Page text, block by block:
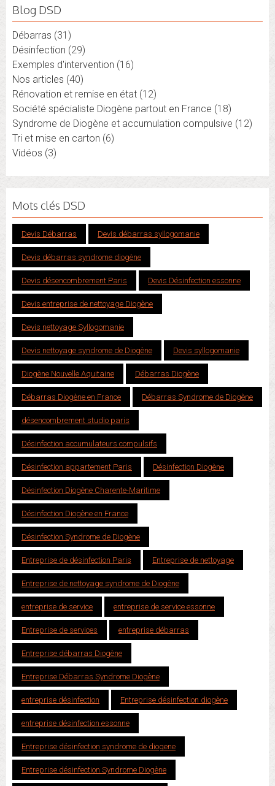
Blog DSD
Débarras (31)
Désinfection (29)
Exemples d'intervention (16)
Nos articles (40)
Rénovation et remise en état (12)
Société spécialiste Diogène partout en France (18)
Syndrome de Diogène et accumulation compulsive (12)
Tri et mise en carton (6)
Vidéos (3)
Mots clés DSD
Devis Débarras Devis débarras syllogomanie
Devis débarras syndrome diogène
Devis désencombrement Paris Devis Désinfection essonne
Devis entreprise de nettoyage Diogène
Devis nettoyage Syllogomanie
Devis nettoyage syndrome de Diogène Devis syllogomanie
Diogène Nouvelle Aquitaine Débarras Diogène
Débarras Diogène en France Débarras Syndrome de Diogène
désencombrement studio paris
Désinfection accumulateurs compulsifs
Désinfection appartement Paris Désinfection Diogène
Désinfection Diogène Charente-Maritime
Désinfection Diogène en France
Désinfection Syndrome de Diogène
Entreprise de désinfection Paris Entreprise de nettoyage
Entreprise de nettoyage syndrome de Diogène
entreprise de service entreprise de service essonne
Entreprise de services entreprise débarras
Entreprise débarras Diogène
Entreprise Débarras Syndrome Diogène
entreprise désinfection Entreprise désinfection diogène
entreprise désinfection essonne
Entreprise désinfection syndrome de diogene
Entreprise désinfection Syndrome Diogène